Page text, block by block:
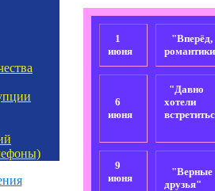
1
июня
"Вперёд,
6
июня
"Давно
хотели
9
июня
"Верные
друзья"